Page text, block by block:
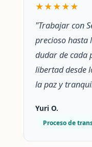
★★★★★
"Trabajar con
precioso hasta
dudar de cada
libertad desde
la paz y
Yuri O.
Proceso de